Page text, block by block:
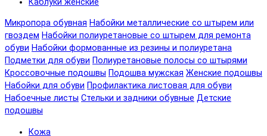
Каблуки женские
Микропора обувная Набойки металлические со штырем или
гвоздем Набойки полиуретановые со штырем для ремонта
обуви Набойки формованные из резины и полиуретана
Подметки для обуви Полиуретановые полосы со штырями
Кроссовочные подошвы Подошва мужская Женские подошвы
Набойки для обуви Профилактика листовая для обуви
Набоечные листы Стельки и задники обувные Детские
подошвы
Кожа